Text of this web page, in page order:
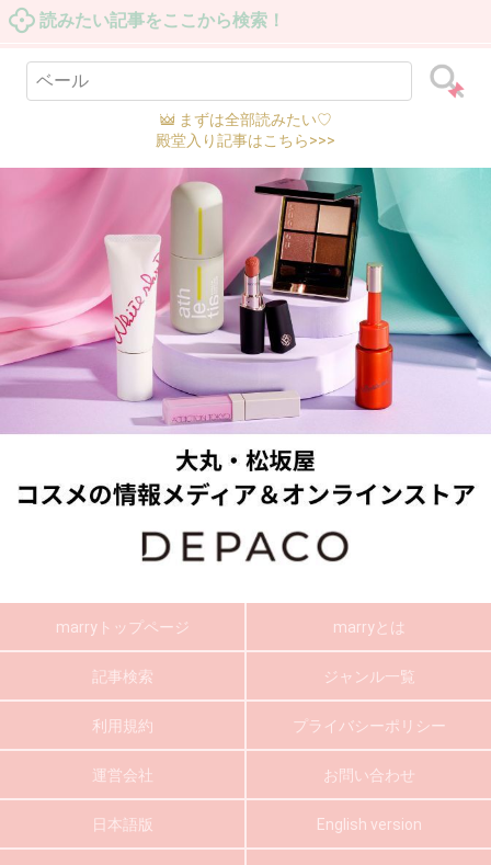
読みたい記事をここから検索！
まずは全部読みたい♡
殿堂入り記事はこちら>>>
marryトップページ marryとは
記事検索 ジャンル一覧
利用規約 プライバシーポリシー
運営会社 お問い合わせ
日本語版 English version